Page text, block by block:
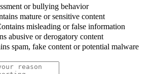
or bullying behavior
mature or sensitive content
misleading or false information
abusive or derogatory content
spam, fake content or potential malware